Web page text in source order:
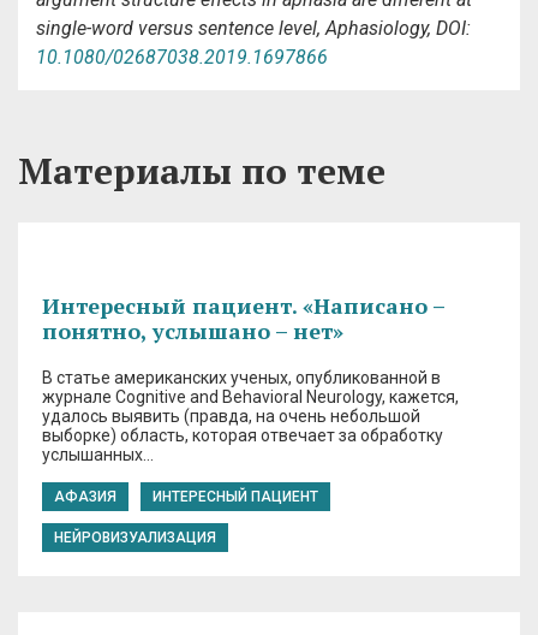
single-word versus sentence level, Aphasiology, DOI:
10.1080/02687038.2019.1697866
Материалы по теме
Интересный пациент. «Написано –
понятно, услышано – нет»
В статье американских ученых, опубликованной в
журнале Cognitive and Behavioral Neurology, кажется,
удалось выявить (правда, на очень небольшой
выборке) область, которая отвечает за обработку
услышанных…
АФАЗИЯ ИНТЕРЕСНЫЙ ПАЦИЕНТ
НЕЙРОВИЗУАЛИЗАЦИЯ